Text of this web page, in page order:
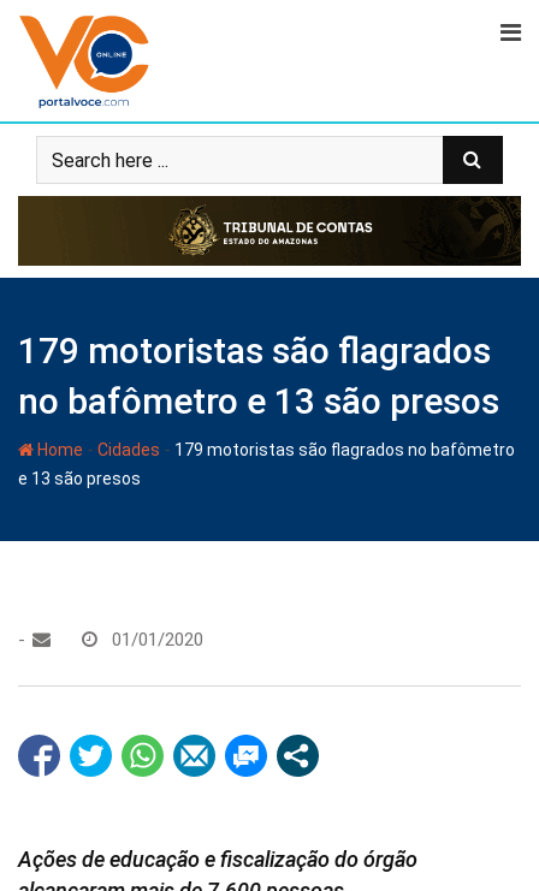
179 motoristas são flagrados
no bafômetro e 13 são presos
Home - Cidades - 179 motoristas são flagrados no bafômetro
e 13 são presos
- 01/01/2020
Ações de educação e fiscalização do órgão